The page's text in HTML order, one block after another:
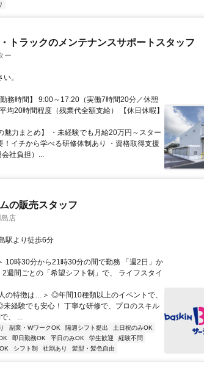
トラックのメンテナンスサポートスタッフ
ー
。
務時間】 9:00～17:20（実働7時間20分／休憩
20時間程度（残業代全額支給） 【休日休暇】
魅力まとめ】 ・未経験でも月給20万円～スター
イチから学べる研修体制あり ・資格取得支援
社負担）...
の販売スタッフ
店
駅より徒歩6分
10時30分から21時30分の間で勤務 「週2日」か
週間ごとの「希望シフト制」で、 ライフスタイ
の特徴は…＞ ◎年間10種類以上のイベントで、
経験でも安心！ 丁寧な研修で、プロのスキル
、 ...
副業・WワークOK 隔週シフト提出
土日祝のみOK
即日勤務OK 平日のみOK 学生歓迎
経験不問
シフト制 社割あり 髪型・髪色自由